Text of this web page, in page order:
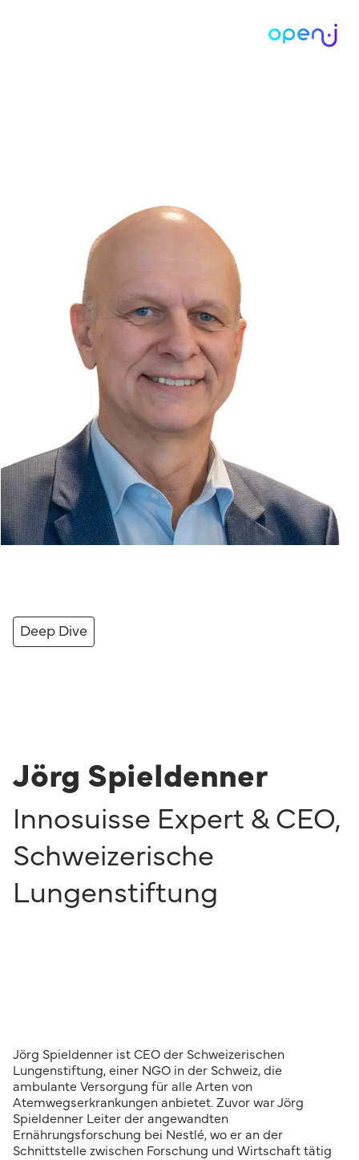
Deep Dive
Jörg Spieldenner
Innosuisse Expert & CEO,
Schweizerische
Lungenstiftung
Jörg Spieldenner ist CEO der Schweizerischen
Lungenstiftung, einer NGO in der Schweiz, die
ambulante Versorgung für alle Arten von
Atemwegserkrankungen anbietet. Zuvor war Jörg
Spieldenner Leiter der angewandten
Ernährungsforschung bei Nestlé, wo er an der
Schnittstelle zwischen Forschung und Wirtschaft tätig